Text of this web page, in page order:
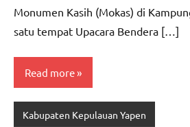
Monumen Kasih (Mokas) di
satu tempat Upacara Bendera […]
Read more
Kabupaten Kepulauan Yapen